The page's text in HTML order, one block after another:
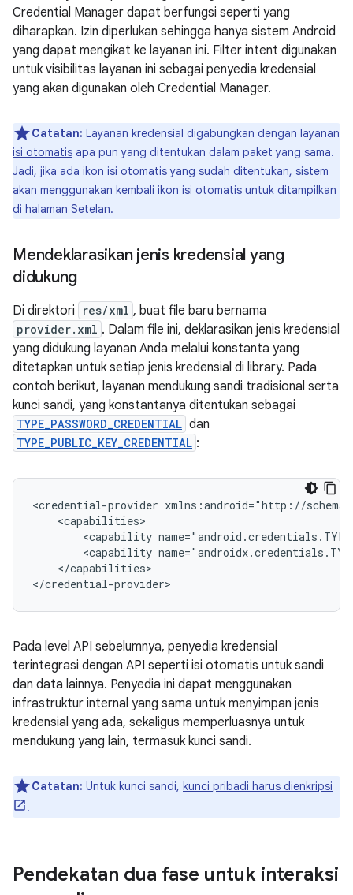
Credential Manager dapat berfungsi seperti yang
diharapkan. Izin diperlukan sehingga hanya sistem Android
yang dapat mengikat ke layanan ini. Filter intent digunakan
untuk visibilitas layanan ini sebagai penyedia kredensial
yang akan digunakan oleh Credential Manager.
Catatan: Layanan kredensial digabungkan dengan layanan
isi otomatis apa pun yang ditentukan dalam paket yang sama.
Jadi, jika ada ikon isi otomatis yang sudah ditentukan, sistem
akan menggunakan kembali ikon isi otomatis untuk ditampilkan
di halaman Setelan.
Mendeklarasikan jenis kredensial yang
didukung
Di direktori res/xml , buat file baru bernama
provider.xml . Dalam file ini, deklarasikan jenis kredensial
yang didukung layanan Anda melalui konstanta yang
ditetapkan untuk setiap jenis kredensial di library. Pada
contoh berikut, layanan mendukung sandi tradisional serta
kunci sandi, yang konstantanya ditentukan sebagai
TYPE_PASSWORD_CREDENTIAL dan
TYPE_PUBLIC_KEY_CREDENTIAL :
<credential-provider
<capability
<capability
</capabilities>
Pada level API sebelumnya, penyedia kredensial
terintegrasi dengan API seperti isi otomatis untuk sandi
dan data lainnya. Penyedia ini dapat menggunakan
infrastruktur internal yang sama untuk menyimpan jenis
kredensial yang ada, sekaligus memperluasnya untuk
mendukung yang lain, termasuk kunci sandi.
Catatan: Untuk kunci sandi, kunci pribadi harus dienkripsi
.
Pendekatan dua fase untuk interaksi